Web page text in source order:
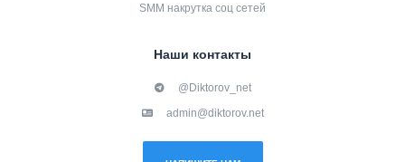
SMM накрутка соц сетей
Наши контакты
@Diktorov_net
admin@diktorov.net